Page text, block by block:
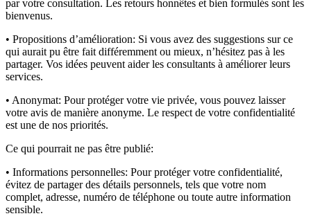
par votre consultation. Les retours honnêtes et bien formulés sont les
bienvenus.
• Propositions d’amélioration: Si vous avez des suggestions sur ce
qui aurait pu être fait différemment ou mieux, n’hésitez pas à les
partager. Vos idées peuvent aider les consultants à améliorer leurs
services.
• Anonymat: Pour protéger votre vie privée, vous pouvez laisser
votre avis de manière anonyme. Le respect de votre confidentialité
est une de nos priorités.
Ce qui pourrait ne pas être publié:
• Informations personnelles: Pour protéger votre confidentialité,
évitez de partager des détails personnels, tels que votre nom
complet, adresse, numéro de téléphone ou toute autre information
sensible.